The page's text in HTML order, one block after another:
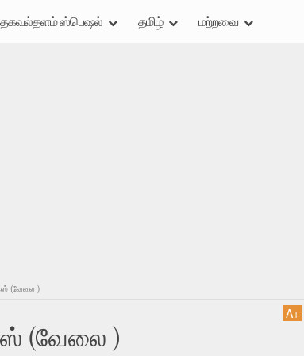
தகவல்தளம் ஸ்பெஷல் தமிழ் மற்றவை
(வேலை )
A+
(வேலை )